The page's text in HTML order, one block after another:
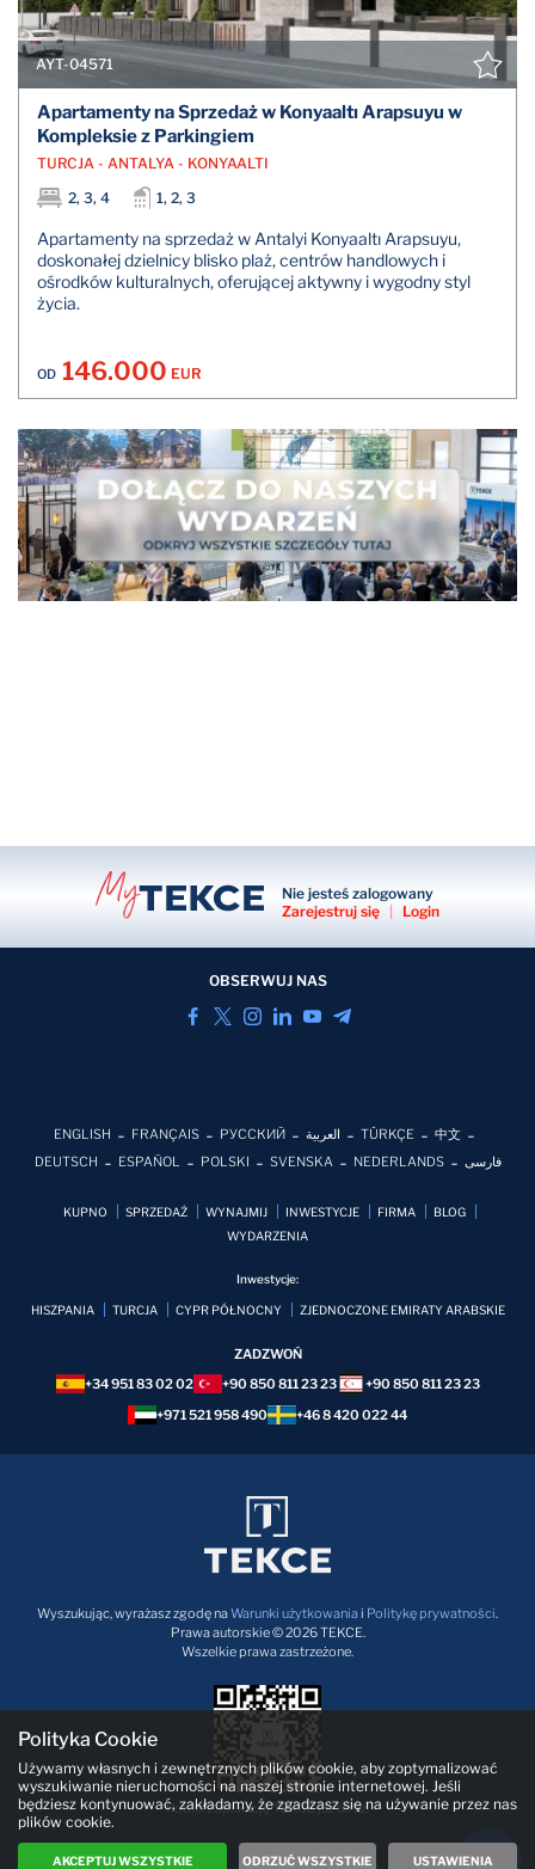
AYT-04571
Apartamenty na Sprzedaż w Konyaaltı Arapsuyu w
Kompleksie z Parkingiem
TURCJA - ANTALYA - KONYAALTI
2, 3, 4
1, 2, 3
Apartamenty na sprzedaż w Antalyi Konyaaltı Arapsuyu,
doskonałej dzielnicy blisko plaż, centrów handlowych i
ośrodków kulturalnych, oferującej aktywny i wygodny styl
życia.
OD 146.000 EUR
Nie jesteś zalogowany
Zarejestruj się | Login
OBSERWUJ NAS
ENGLISH FRANÇAIS РУССКИЙ العربية TÜRKÇE
中文
DEUTSCH
ESPAÑOL POLSKI SVENSKA NEDERLANDS فارسی
KUPNO SPRZEDAŻ WYNAJMIJ INWESTYCJE FIRMA
BLOG
WYDARZENIA
Inwestycje:
HISZPANIA TURCJA CYPR PÓŁNOCNY ZJEDNOCZONE EMIRATY ARABSKIE
ZADZWOŃ
+34 951 83 02 02
+90 850 811 23 23
+90 850 811 23 23
+971 521 958 490
+46 8 420 022 44
Wyszukując, wyrażasz zgodę naWarunki użytkowaniai Politykę prywatności.
Prawa autorskie © 2026 TEKCE.
Wszelkie prawa zastrzeżone.
Pobierz aplikację TEKCE już teraz!
Polityka Cookie
Używamy własnych i zewnętrznych plików cookie, aby zoptymalizować
wyszukiwanie nieruchomości na naszej stronie internetowej. Jeśli
będziesz kontynuować, zakładamy, że zgadzasz się na używanie przez nas
plików cookie.
AKCEPTUJ WSZYSTKIE ODRZUĆ WSZYSTKIE USTAWIENIA